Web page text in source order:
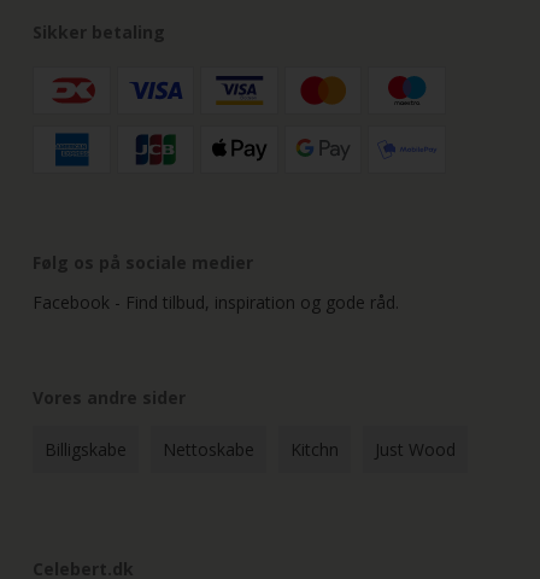
Sikker betaling
Følg os på sociale medier
Facebook - Find tilbud, inspiration og gode råd.
Vores andre sider
Billigskabe Nettoskabe Kitchn Just Wood
Celebert.dk